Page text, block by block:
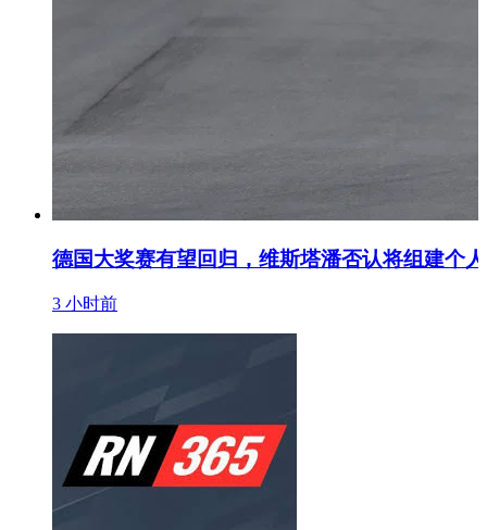
德国大奖赛有望回归，维斯塔潘否认将组建个
3 小时前